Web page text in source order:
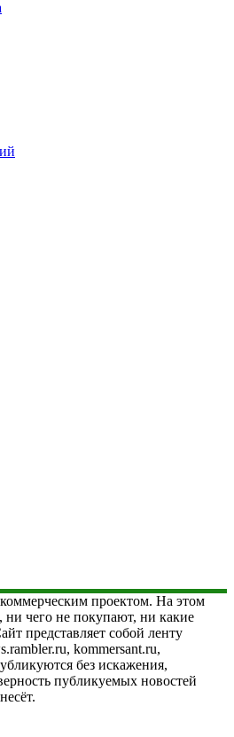
проектом. На этом
ни чего не покупают, ни какие
представляет собой ленту
kommersant.ru,
без искажения,
публикуемых новостей